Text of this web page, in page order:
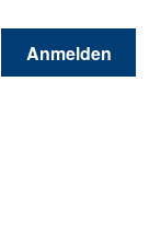
Anmelden